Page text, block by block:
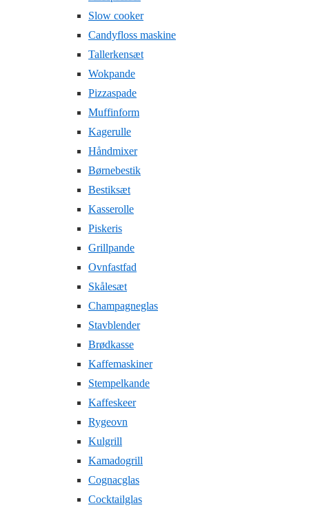
Slow cooker
Candyfloss maskine
Tallerkensæt
Wokpande
Pizzaspade
Muffinform
Kagerulle
Håndmixer
Børnebestik
Bestiksæt
Kasserolle
Piskeris
Grillpande
Ovnfastfad
Skålesæt
Champagneglas
Stavblender
Brødkasse
Kaffemaskiner
Stempelkande
Kaffeskeer
Rygeovn
Kulgrill
Kamadogrill
Cognacglas
Cocktailglas